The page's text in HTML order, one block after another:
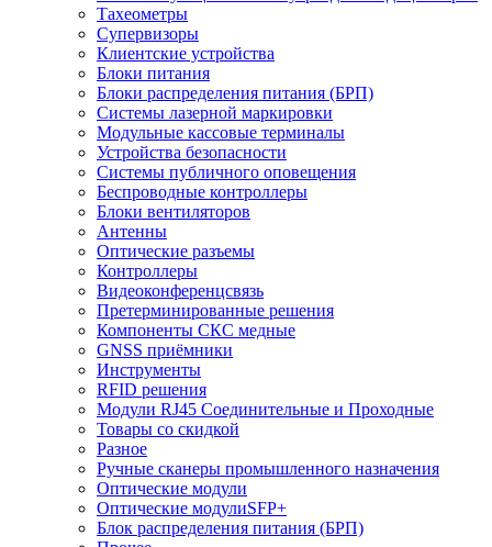
Тахеометры
Супервизоры
Клиентские устройства
Блоки питания
Блоки распределения питания (БРП)
Системы лазерной маркировки
Модульные кассовые терминалы
Устройства безопасности
Системы публичного оповещения
Беспроводные контроллеры
Блоки вентиляторов
Антенны
Оптические разъемы
Контроллеры
Видеоконференцсвязь
Претерминированные решения
Компоненты СКС медные
GNSS приёмники
Инструменты
RFID решения
Модули RJ45 Соединительные и Проходные
Товары со скидкой
Разное
Ручные сканеры промышленного назначения
Оптические модули
Оптические модулиSFP+
Блок распределения питания (БРП)